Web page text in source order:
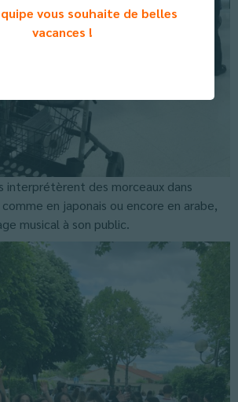
vous souhaite de belles
vacances !
interprétèrent des morceaux dans
en japonais ou encore en arabe,
musical à son public.